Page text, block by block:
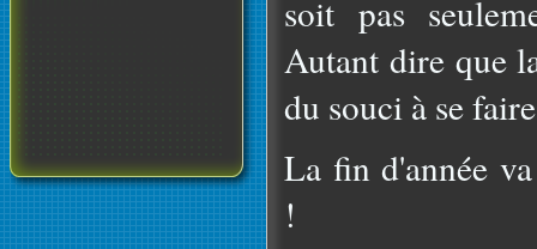
soit pas
Autant dire que
du souci à se
La fin d'année
!